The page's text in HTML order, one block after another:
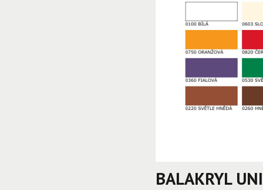
BALAKRYL